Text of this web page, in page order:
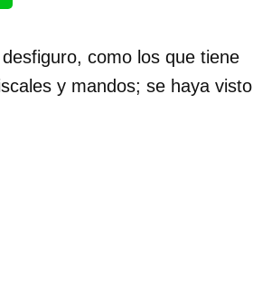
como los que tiene
y mandos; se haya visto